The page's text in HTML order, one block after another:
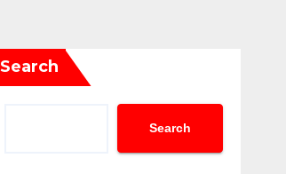
Search
Search